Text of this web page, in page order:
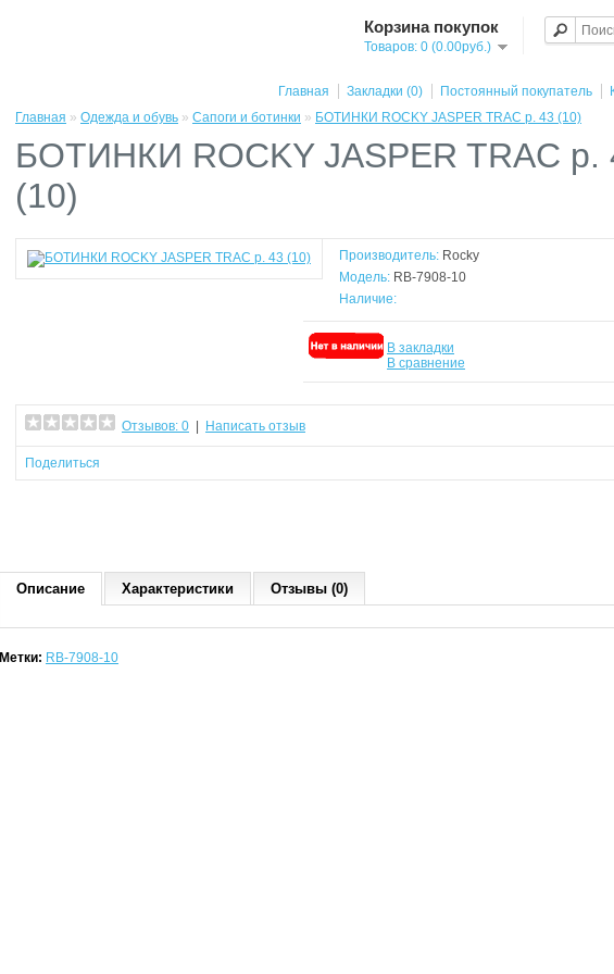
Корзина покупок
Товаров: 0 (0.00руб.)
Главная Закладки (0) Постоянный покупатель
Главная » Одежда и обувь » Сапоги и ботинки » БОТИНКИ ROCKY JASPER TRAC р. 43 (10)
БОТИНКИ ROCKY JASPER TRAC р.
(10)
Производитель: Rocky
Модель: RB-7908-10
Наличие:
В закладки
В сравнение
Отзывов: 0 | Написать отзыв
Поделиться
Описание Характеристики Отзывы (0)
Метки: RB-7908-10